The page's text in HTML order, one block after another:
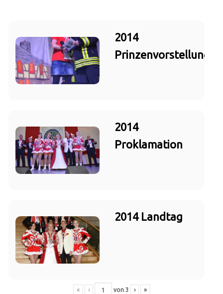
2014
Prinzenvorstellung
2014
Proklamation
2014 Landtag
« ‹ von 3 › »